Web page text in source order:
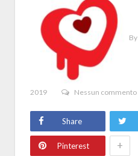
By
2019 Nessun commento
Share
Pinterest +